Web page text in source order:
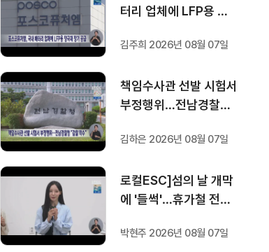
터리 업체에 LFP용 양
김주희 2026년 08월 07일
책임수사관 선발 시험서
부정행위…전남경찰청
김하은 2026년 08월 07일
로컬ESC]섬의 날 개막
에 '들썩'…휴가철 전시·
박현주 2026년 08월 07일